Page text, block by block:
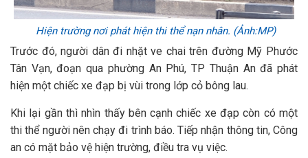
Hiện trường nơi phát hiện thi thể nạn nhân. (Ảnh:MP)
Trước đó, người dân đi nhặt ve chai trên đường Mỹ Phước
Tân Vạn, đoạn qua phường An Phú, TP Thuận An đã phát
hiện một chiếc xe đạp bị vùi trong lớp cỏ bông lau.
Khi lại gần thì nhìn thấy bên cạnh chiếc xe đạp còn có một
thi thể người nên chạy đi trình báo. Tiếp nhận thông tin, Công
an có mặt bảo vệ hiện trường, điều tra vụ việc.